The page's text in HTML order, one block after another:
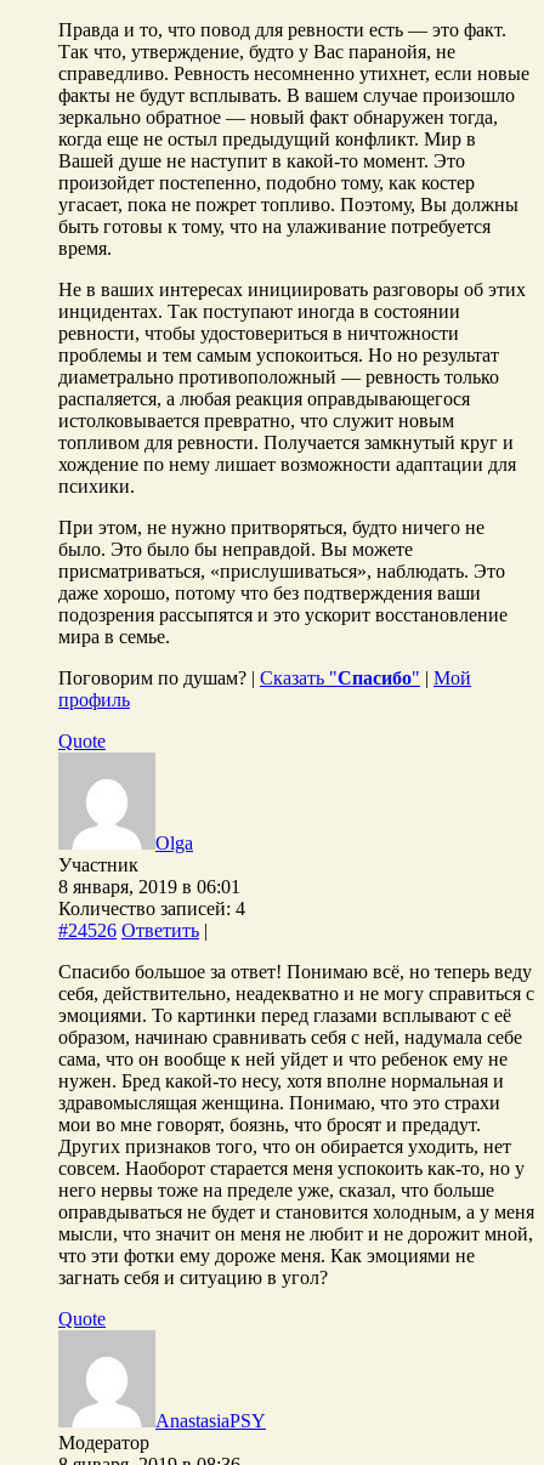
Правда и то, что повод для ревности есть — это факт.
Так что, утверждение, будто у Вас паранойя, не
справедливо. Ревность несомненно утихнет, если новые
факты не будут всплывать. В вашем случае произошло
зеркально обратное — новый факт обнаружен тогда,
когда еще не остыл предыдущий конфликт. Мир в
Вашей душе не наступит в какой-то момент. Это
произойдет постепенно, подобно тому, как костер
угасает, пока не пожрет топливо. Поэтому, Вы должны
быть готовы к тому, что на улаживание потребуется
время.
Не в ваших интересах инициировать разговоры об этих
инцидентах. Так поступают иногда в состоянии
ревности, чтобы удостовериться в ничтожности
проблемы и тем самым успокоиться. Но но результат
диаметрально противоположный — ревность только
распаляется, а любая реакция оправдывающегося
истолковывается превратно, что служит новым
топливом для ревности. Получается замкнутый круг и
хождение по нему лишает возможности адаптации для
психики.
При этом, не нужно притворяться, будто ничего не
было. Это было бы неправдой. Вы можете
присматриваться, «прислушиваться», наблюдать. Это
даже хорошо, потому что без подтверждения ваши
подозрения рассыпятся и это ускорит восстановление
мира в семье.
Поговорим по душам? | Сказать "Спасибо" | Мой
профиль
Quote
Olga
Участник
8 января, 2019 в 06:01
Количество записей: 4
#24526 Ответить |
Спасибо большое за ответ! Понимаю всё, но теперь веду
себя, действительно, неадекватно и не могу справиться с
эмоциями. То картинки перед глазами всплывают с её
образом, начинаю сравнивать себя с ней, надумала себе
сама, что он вообще к ней уйдет и что ребенок ему не
нужен. Бред какой-то несу, хотя вполне нормальная и
здравомыслящая женщина. Понимаю, что это страхи
мои во мне говорят, боязнь, что бросят и предадут.
Других признаков того, что он обирается уходить, нет
совсем. Наоборот старается меня успокоить как-то, но у
него нервы тоже на пределе уже, сказал, что больше
оправдываться не будет и становится холодным, а у меня
мысли, что значит он меня не любит и не дорожит мной,
что эти фотки ему дороже меня. Как эмоциями не
загнать себя и ситуацию в угол?
Quote
AnastasiaPSY
Модератор